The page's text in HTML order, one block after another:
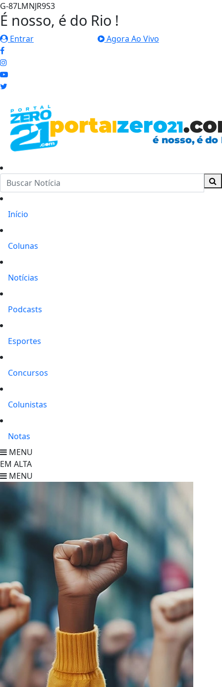
G-87LMNJR9S3
É nosso, é do Rio !
Entrar Agora Ao Vivo
Início
Colunas
Notícias
Podcasts
Esportes
Concursos
Colunistas
Notas
MENU
EM ALTA
MENU